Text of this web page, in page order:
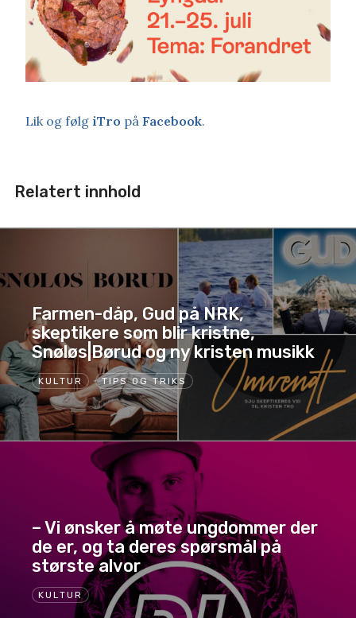
Lik og følg iTro på Facebook.
Relatert innhold
KULTUR TIPS OG TRIKS
Farmen-dåp, Gud på NRK,
skeptikere som blir kristne,
Snøløs|Børud og ny kristen musikk
KULTUR
– Vi ønsker å møte ungdommer der
de er, og ta deres spørsmål på
største alvor